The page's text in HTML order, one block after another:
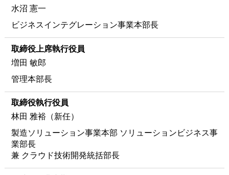
水沼 憲一
ビジネスインテグレーション事業本部長
取締役上席執行役員
増田 敏郎
管理本部長
取締役執行役員
林田 雅裕（新任）
製造ソリューション事業本部 ソリューションビジネス事
業部長
兼 クラウド技術開発統括部長